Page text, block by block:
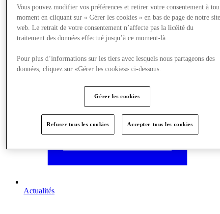
Actualités
Vous pouvez modifier vos préférences et retirer votre consentement à
moment en cliquant sur « Gérer les cookies » en bas de page de notre
web. Le retrait de votre consentement n’affecte pas la licéité du
traitement des données effectué jusqu’à ce moment-là.
Pour plus d’informations sur les tiers avec lesquels nous partageons des
données, cliquez sur «Gérer les cookies» ci-dessous.
Gérer les cookies
Refuser tous les cookies Accepter tous les cookies